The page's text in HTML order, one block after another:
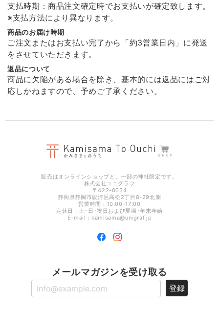
非常に丁寧な包装で届きました。 また商品の溶けない盛り塩は間違った
使い方をしない限り永久的に使えるので安心です。 ありがとうございま
した！
2026/01/11
心できます。 ありがとうございました！
支払時期：商品注文確定時でお支払いが確定致します。
※支払方法により異なります。
商品のお届け時期
ご注文またはお支払い完了から「約3営業日内」に発送
をさせていただきます。
返品について
商品に欠陥がある場合を除き、基本的には返品にはご対
応しかねますので、予めご了承ください。
販売はオンラインショップと、一部の神社限定です。
株式会社ユニグラフ
〒422-8034
静岡県静岡市駿河区高松2丁目8-29北側
営業時間：10:00-17:00
定休日：土･日･祝日および夏期･年末年始
E-mail： kamisama@unigraf.jp
メールマガジンを受け取る
登録